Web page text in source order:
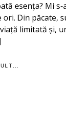
esența? Mi s-
ori. Din păcate,
limitată și,